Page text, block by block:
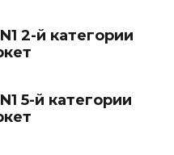
2-й категории
5-й категории